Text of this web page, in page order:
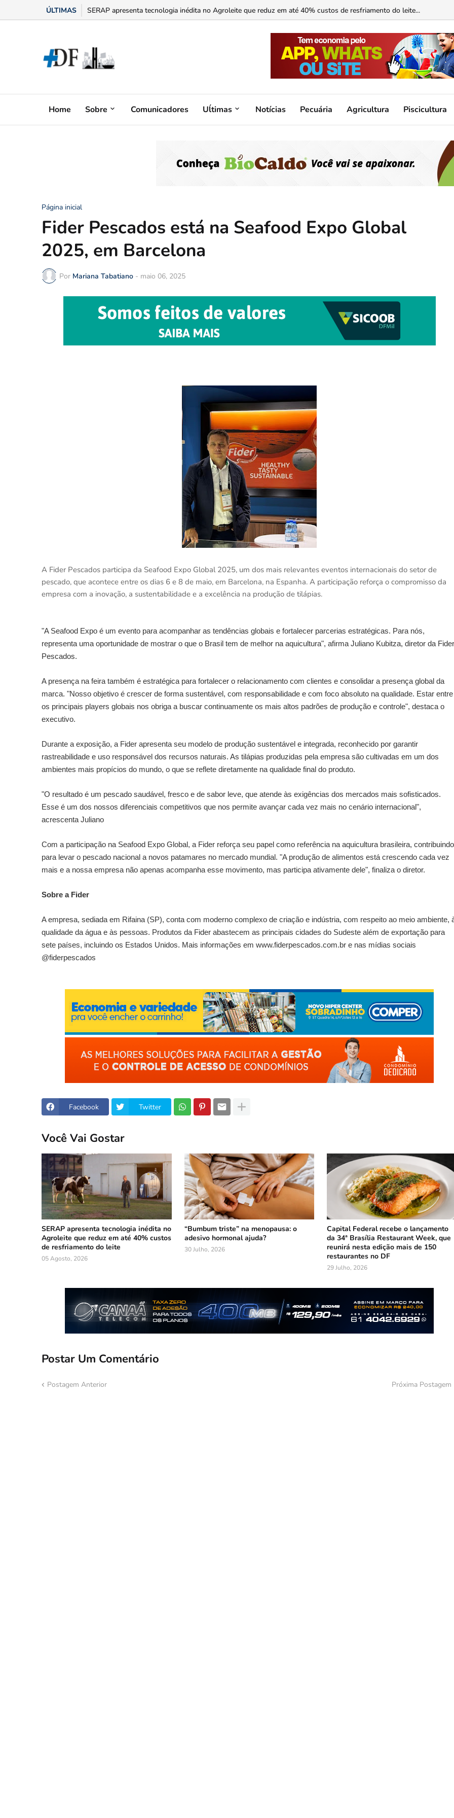
ÚLTIMAS “Bumbum triste” na menopausa: o adesivo hormonal ajuda?...
Home Sobre Comunicadores Uĺtimas Notícias Pecuária Agricultura Piscicultura
Página inicial
Fider Pescados está na Seafood Expo Global
2025, em Barcelona
Por Mariana Tabatiano - maio 06, 2025
A Fider Pescados participa da Seafood Expo Global 2025, um dos mais relevantes eventos internacionais do setor de
pescado, que acontece entre os dias 6 e 8 de maio, em Barcelona, na Espanha. A participação reforça o compromisso da
empresa com a inovação, a sustentabilidade e a excelência na produção de tilápias.
"A Seafood Expo é um evento para acompanhar as tendências globais e fortalecer parcerias estratégicas. Para nós,
representa uma oportunidade de mostrar o que o Brasil tem de melhor na aquicultura", afirma Juliano Kubitza, diretor da Fider
Pescados.
A presença na feira também é estratégica para fortalecer o relacionamento com clientes e consolidar a presença global da
marca. "Nosso objetivo é crescer de forma sustentável, com responsabilidade e com foco absoluto na qualidade. Estar entre
os principais players globais nos obriga a buscar continuamente os mais altos padrões de produção e controle", destaca o
executivo.
Durante a exposição, a Fider apresenta seu modelo de produção sustentável e integrada, reconhecido por garantir
rastreabilidade e uso responsável dos recursos naturais. As tilápias produzidas pela empresa são cultivadas em um dos
ambientes mais propícios do mundo, o que se reflete diretamente na qualidade final do produto.
"O resultado é um pescado saudável, fresco e de sabor leve, que atende às exigências dos mercados mais sofisticados.
Esse é um dos nossos diferenciais competitivos que nos permite avançar cada vez mais no cenário internacional",
acrescenta Juliano
Com a participação na Seafood Expo Global, a Fider reforça seu papel como referência na aquicultura brasileira, contribuindo
para levar o pescado nacional a novos patamares no mercado mundial. "A produção de alimentos está crescendo cada vez
mais e a nossa empresa não apenas acompanha esse movimento, mas participa ativamente dele", finaliza o diretor.
Sobre a Fider
A empresa, sediada em Rifaina (SP), conta com moderno complexo de criação e indústria, com respeito ao meio ambiente,
qualidade da água e às pessoas. Produtos da Fider abastecem as principais cidades do Sudeste além de exportação para
sete países, incluindo os Estados Unidos. Mais informações em www.fiderpescados.com.br e nas mídias sociais
@fiderpescados
Facebook Twitter
Você Vai Gostar
SERAP apresenta tecnologia inédita no
Agroleite que reduz em até 40% custos
de resfriamento do leite
05 Agosto, 2026
“Bumbum triste” na menopausa: o
adesivo hormonal ajuda?
30 Julho, 2026
Capital Federal recebe o lançamento
da 34ª Brasília Restaurant Week, que
reunirá nesta edição mais de 150
restaurantes no DF
29 Julho, 2026
Postar Um Comentário
Postagem Anterior Próxima Postagem